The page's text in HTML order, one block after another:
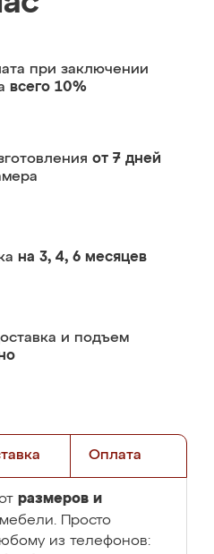
при заключении
всего 10%
от 7 дней
на 3, 4, 6 месяцев
и подъем
Оплата
размеров и
Просто
из телефонов: